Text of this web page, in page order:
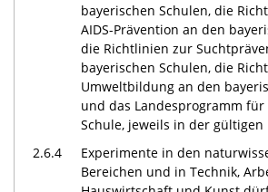
bayerischen Schulen, die
AIDS-Prävention an den
die Richtlinien zur
bayerischen Schulen, die
Umweltbildung an den
und das Landesprogramm
Schule, jeweils in der gültigen
2.6.4
Experimente in den
Bereichen und in Technik,